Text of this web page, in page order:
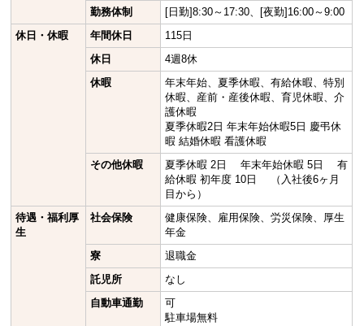
勤務体制
[日勤]8:30～17:30、[夜勤]16:00～9:00
休日・休暇
年間休日
115日
休日
4週8休
休暇
年末年始、夏季休暇、有給休暇、特別
休暇、産前・産後休暇、育児休暇、介
護休暇
夏季休暇2日 年末年始休暇5日 慶弔休
暇 結婚休暇 看護休暇
その他休暇
夏季休暇 2日 年末年始休暇 5日 有
給休暇 初年度 10日 （入社後6ヶ月
目から）
待遇・福利厚
生
社会保険
健康保険、雇用保険、労災保険、厚生
年金
寮
退職金
託児所
なし
自動車通勤
可
駐車場無料